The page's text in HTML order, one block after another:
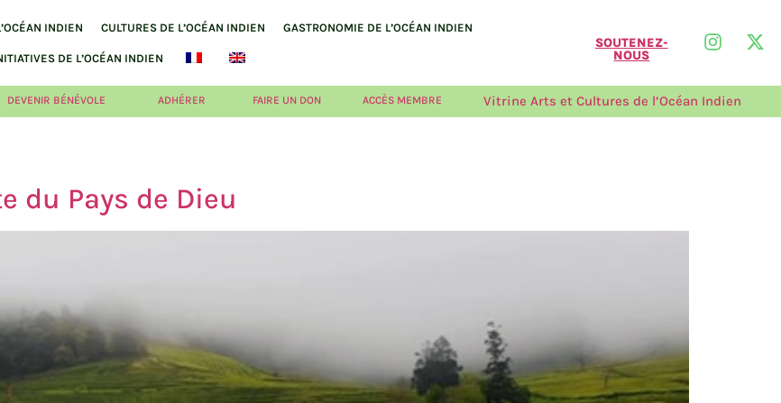
INDIEN CULTURES DE L’OCÉAN INDIEN GASTRONOMIE DE L’OCÉAN INDIEN
DE L’OCÉAN INDIEN
SOUTENEZ-
NOUS
DEVENIR BÉNÉVOLE ADHÉRER FAIRE UN DON ACCÈS MEMBRE Vitrine Arts et Cultures de l’Océan Indien
du Pays de Dieu